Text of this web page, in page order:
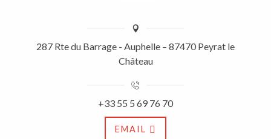
287 Rte du Barrage - Auphelle – 87470 Peyrat le
Château
+33 55 5 69 76 70
EMAIL